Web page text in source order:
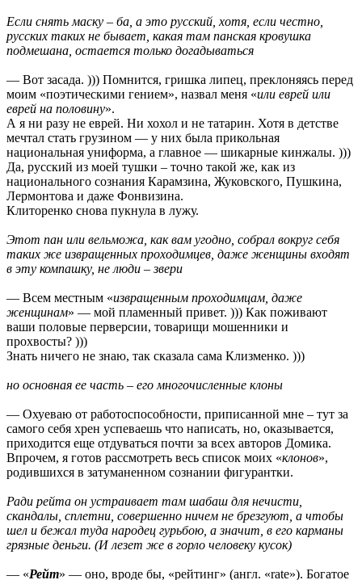
Если снять маску – ба, а это русский, хотя, если честно,
русских таких не бывает, какая там панская кровушка
подмешана, остается только догадываться
— Вот засада. ))) Помнится, гришка липец, преклоняясь перед
моим «поэтическими гением», назвал меня «или еврей или
еврей на половину».
А я ни разу не еврей. Ни хохол и не татарин. Хотя в детстве
мечтал стать грузином — у них была прикольная
национальная униформа, а главное — шикарные кинжалы. )))
Да, русский из моей тушки – точно такой же, как из
национального сознания Карамзина, Жуковского, Пушкина,
Лермонтова и даже Фонвизина.
Клиторенко снова пукнула в лужу.
Этот пан или вельможа, как вам угодно, собрал вокруг себя
таких же извращенных проходимцев, даже женщины входят
в эту компашку, не люди – звери
— Всем местным «извращенным проходимцам, даже
женщинам» — мой пламенный привет. ))) Как поживают
ваши половые перверсии, товарищи мошенники и
прохвосты? )))
Знать ничего не знаю, так сказала сама Клизменко. )))
но основная ее часть – его многочисленные клоны
— Охуеваю от работоспособности, приписанной мне – тут за
самого себя хрен успеваешь что написать, но, оказывается,
приходится еще отдуваться почти за всех авторов Домика.
Впрочем, я готов рассмотреть весь список моих «клонов»,
родившихся в затуманенном сознании фигурантки.
Ради рейта он устраивает там шабаш для нечисти,
скандалы, сплетни, совершенно ничем не брезгуют, а чтобы
шел и бежал туда народец гурьбою, а значит, в его карманы
грязные деньги. (И лезет же в горло человеку кусок)
— «Рейт» — оно, вроде бы, «рейтинг» (англ. «rate»). Богатое